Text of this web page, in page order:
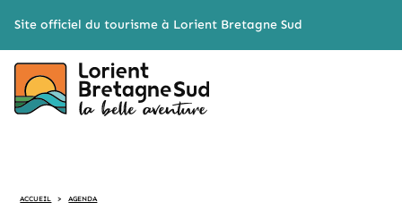
Site officiel du tourisme à Lorient Bretagne Sud
ACCUEIL > AGENDA